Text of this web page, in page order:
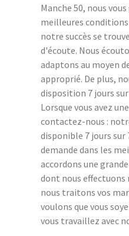
Manche 50, nous
meilleures
notre succès se
d'écoute. Nous
adaptons au moyen
approprié. De plus,
disposition 7 jours sur
Lorsque vous avez
contactez-nous :
disponible 7 jours
demande dans les
accordons une
dont nous
nous traitons vos
voulons que vous
vous travaillez avec